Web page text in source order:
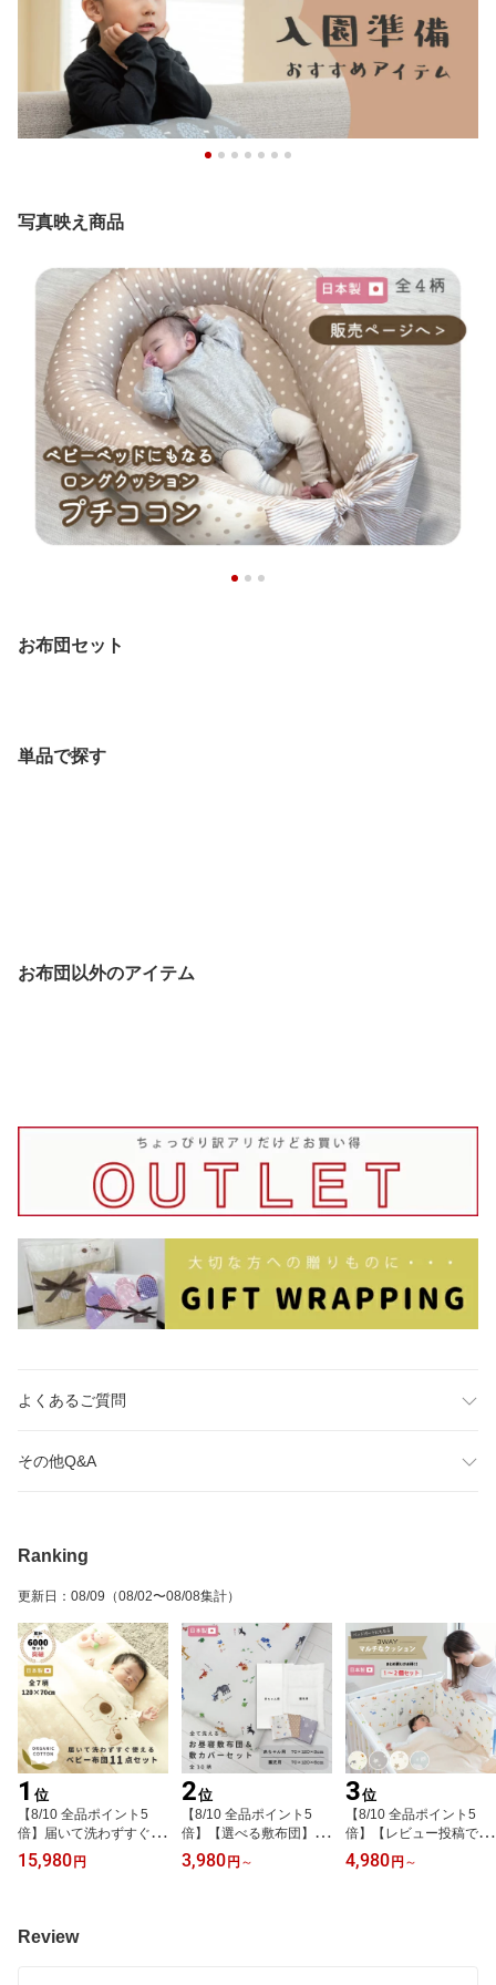
写真映え商品
お布団セット
単品で探す
お布団以外のアイテム
よくあるご質問
その他Q&A
Ranking
更新日 ： 08/09 （08/02〜08/08集計）
1 位
【8/10 全品ポイント5
倍】届いて洗わずすぐ使
える オーガニック ベビ
ー布団 11点 日本製 レギ
ビー布団セット ダブルガ
ーゼ 綿100 無添加 ベビ
15,980 円
2位
【8/10 全品ポイント5
倍】【選べる敷布団】お
昼寝 敷布団＆ 敷カバー
セット 70×120 日本製
3,980 円 ～
3位
【8/10 全品ポイント5
倍】【レビュー投稿でプ
レゼント】 ベッドガード
にもなる 3WAY マルチ
4,980 円 ～
Review